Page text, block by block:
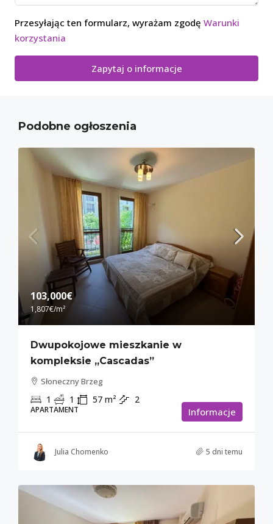
Przesyłając ten formularz, wyrażam zgodę Warunki
korzystania
Zapytaj o informacje
Podobne ogłoszenia
103,000€
1,807€/m²
Dwupokojowe mieszkanie w
kompleksie „Cascadas”
Słoneczny Brzeg
1 1 57 m² 2
APARTAMENT Informacje
Julia Chomenko 5 dni temu